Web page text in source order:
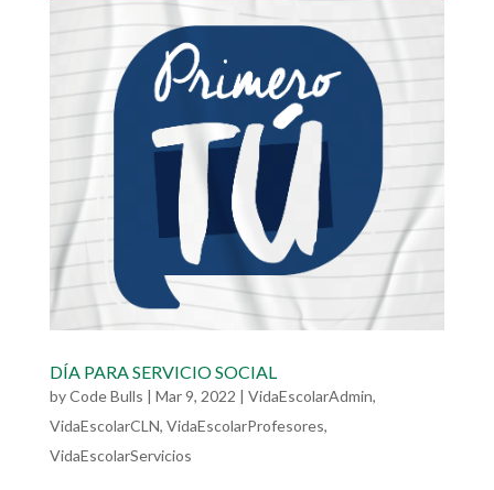
DÍA PARA SERVICIO SOCIAL
byCode Bulls | Mar 9, 2022 | VidaEscolarAdmin,
VidaEscolarCLN, VidaEscolarProfesores,
VidaEscolarServicios